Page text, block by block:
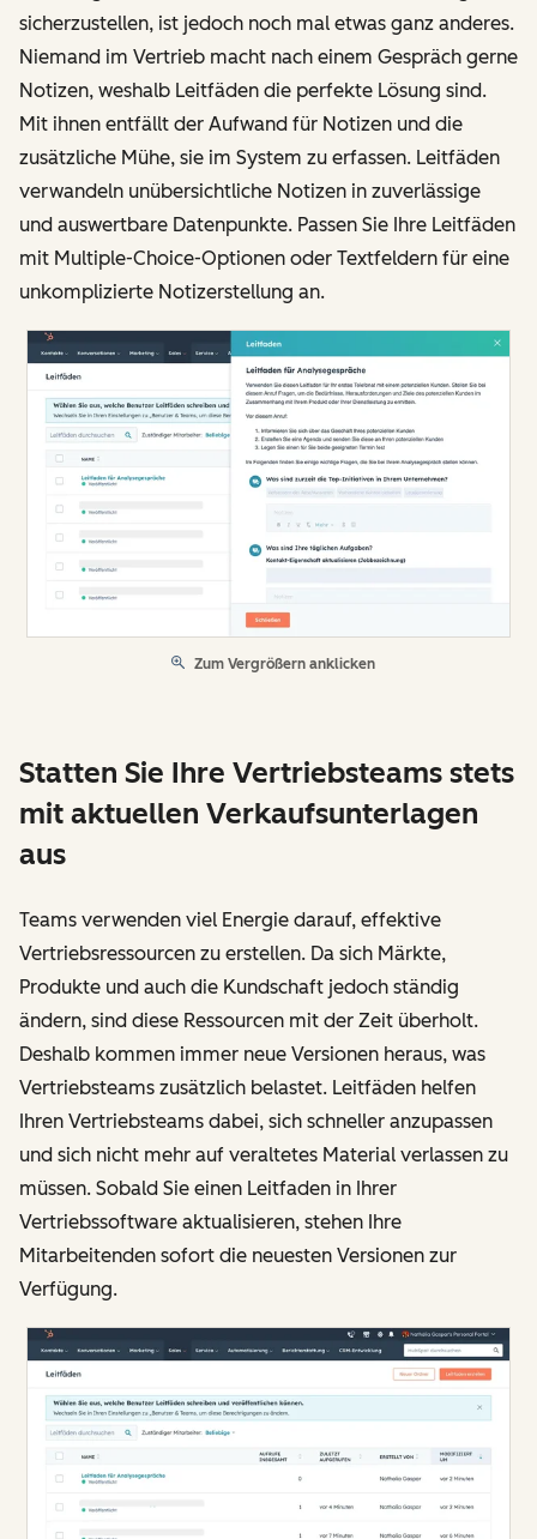
sicherzustellen, ist jedoch noch mal etwas ganz anderes.
Niemand im Vertrieb macht nach einem Gespräch gerne
Notizen, weshalb Leitfäden die perfekte Lösung sind.
Mit ihnen entfällt der Aufwand für Notizen und die
zusätzliche Mühe, sie im System zu erfassen. Leitfäden
verwandeln unübersichtliche Notizen in zuverlässige
und auswertbare Datenpunkte. Passen Sie Ihre Leitfäden
mit Multiple-Choice-Optionen oder Textfeldern für eine
unkomplizierte Notizerstellung an.
Zum Vergrößern anklicken
Statten Sie Ihre Vertriebsteams stets
mit aktuellen Verkaufsunterlagen
aus
Teams verwenden viel Energie darauf, effektive
Vertriebsressourcen zu erstellen. Da sich Märkte,
Produkte und auch die Kundschaft jedoch ständig
ändern, sind diese Ressourcen mit der Zeit überholt.
Deshalb kommen immer neue Versionen heraus, was
Vertriebsteams zusätzlich belastet. Leitfäden helfen
Ihren Vertriebsteams dabei, sich schneller anzupassen
und sich nicht mehr auf veraltetes Material verlassen zu
müssen. Sobald Sie einen Leitfaden in Ihrer
Vertriebssoftware aktualisieren, stehen Ihre
Mitarbeitenden sofort die neuesten Versionen zur
Verfügung.